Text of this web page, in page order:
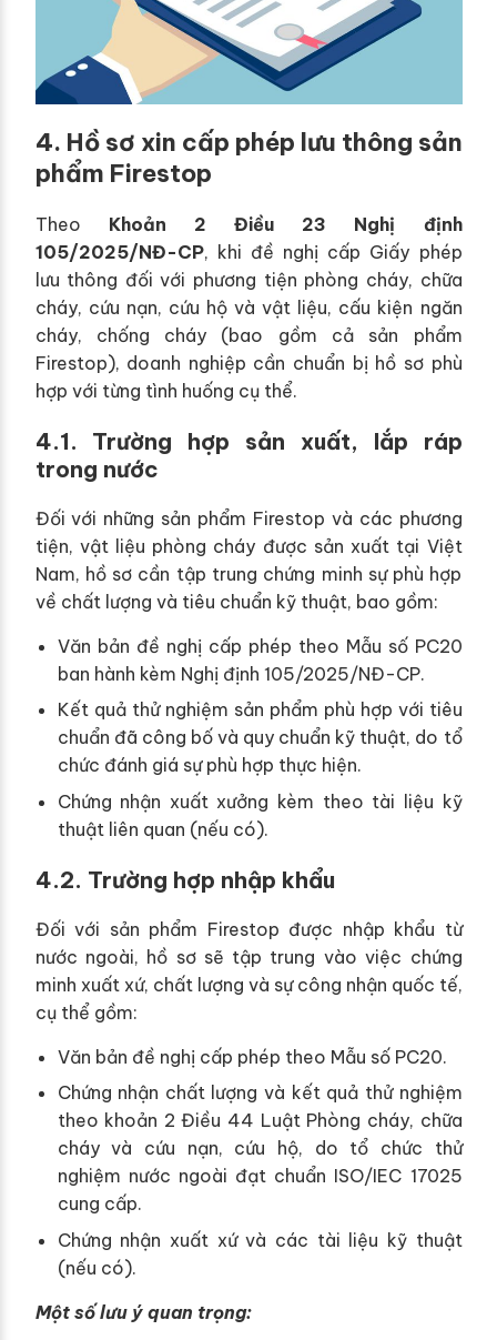
4. Hồ sơ xin cấp phép lưu thông sản
phẩm Firestop
Theo Khoản 2 Điều 23 Nghị định
105/2025/NĐ-CP, khi đề nghị cấp Giấy phép
lưu thông đối với phương tiện phòng cháy, chữa
cháy, cứu nạn, cứu hộ và vật liệu, cấu kiện ngăn
cháy, chống cháy (bao gồm cả sản phẩm
Firestop), doanh nghiệp cần chuẩn bị hồ sơ phù
hợp với từng tình huống cụ thể.
4.1. Trường hợp sản xuất, lắp ráp
trong nước
Đối với những sản phẩm Firestop và các phương
tiện, vật liệu phòng cháy được sản xuất tại Việt
Nam, hồ sơ cần tập trung chứng minh sự phù hợp
về chất lượng và tiêu chuẩn kỹ thuật, bao gồm:
Văn bản đề nghị cấp phép theo Mẫu số PC20
ban hành kèm Nghị định 105/2025/NĐ-CP.
Kết quả thử nghiệm sản phẩm phù hợp với tiêu
chuẩn đã công bố và quy chuẩn kỹ thuật, do tổ
chức đánh giá sự phù hợp thực hiện.
Chứng nhận xuất xưởng kèm theo tài liệu kỹ
thuật liên quan (nếu có).
4.2. Trường hợp nhập khẩu
Đối với sản phẩm Firestop được nhập khẩu từ
nước ngoài, hồ sơ sẽ tập trung vào việc chứng
minh xuất xứ, chất lượng và sự công nhận quốc tế,
cụ thể gồm:
Văn bản đề nghị cấp phép theo Mẫu số PC20.
Chứng nhận chất lượng và kết quả thử nghiệm
theo khoản 2 Điều 44 Luật Phòng cháy, chữa
cháy và cứu nạn, cứu hộ, do tổ chức thử
nghiệm nước ngoài đạt chuẩn ISO/IEC 17025
cung cấp.
Chứng nhận xuất xứ và các tài liệu kỹ thuật
(nếu có).
Một số lưu ý quan trọng: